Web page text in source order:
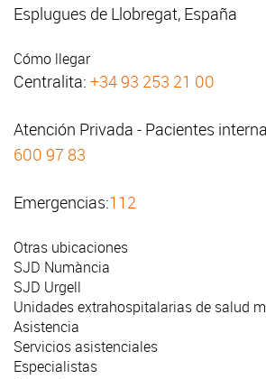
Esplugues de Llobregat, España
Cómo llegar
Centralita: +34 93 253 21 00
Atención Privada - Pacientes
600 97 83
Emergencias:112
Otras ubicaciones
SJD Numància
SJD Urgell
Unidades extrahospitalarias de salud
Asistencia
Servicios asistenciales
Especialistas